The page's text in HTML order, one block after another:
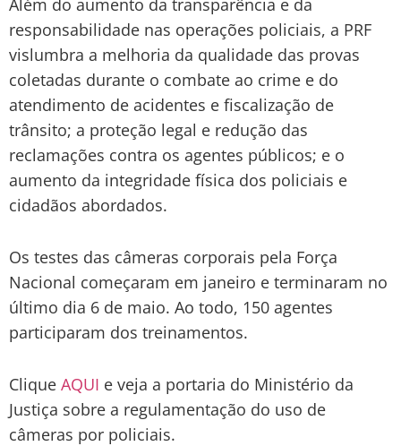
responsabilidade nas operações policiais, a PRF
vislumbra a melhoria da qualidade das provas
coletadas durante o combate ao crime e do
atendimento de acidentes e fiscalização de
trânsito; a proteção legal e redução das
reclamações contra os agentes públicos; e o
aumento da integridade física dos policiais e
cidadãos abordados.
Os testes das câmeras corporais pela Força
Nacional começaram em janeiro e terminaram no
último dia 6 de maio. Ao todo, 150 agentes
participaram dos treinamentos.
Clique AQUI e veja a portaria do Ministério da
Justiça sobre a regulamentação do uso de
câmeras por policiais.